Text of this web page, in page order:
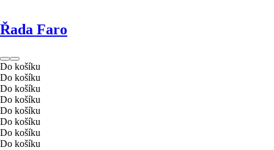
Řada Faro
Do košíku
Do košíku
Do košíku
Do košíku
Do košíku
Do košíku
Do košíku
Do košíku